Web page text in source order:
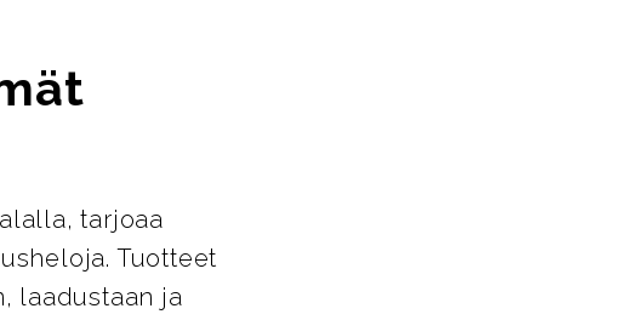
tarjoaa
Tuotteet
laadustaan ja